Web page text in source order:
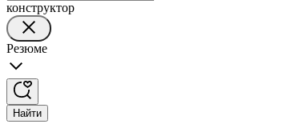
конструктор
Резюме
Найти